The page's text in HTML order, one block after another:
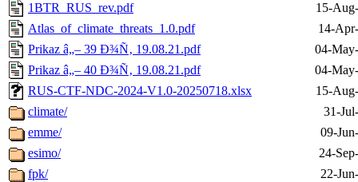
1BTR_RUS_rev.pdf
15-
Atlas_of_climate_threats_1.0.pdf
14-
Prikaz â„– 39 Ð¾Ñ‚ 19.08.21.pdf
04-
Prikaz â„– 40 Ð¾Ñ‚ 19.08.21.pdf
04-
RUS-CTF-NDC-2024-V1.0-20250718.xlsx
15-
climate/
31-
emme/
09-
esimo/
24-
fpk/
22-